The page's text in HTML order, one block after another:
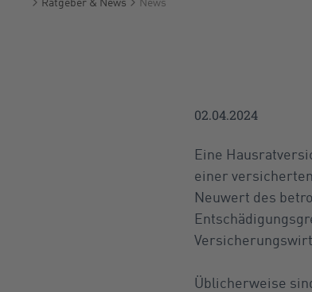
02.04.2024
Eine
einer
Neuwert des
Üblicherweise